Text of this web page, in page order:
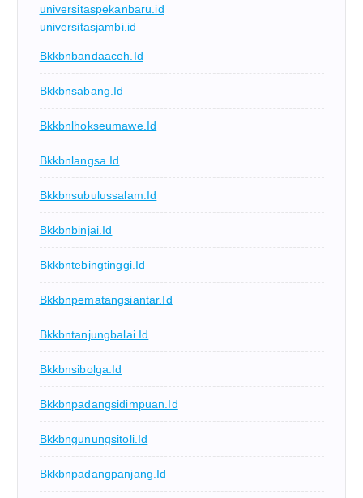
universitaspekanbaru.id
universitasjambi.id
Bkkbnbandaaceh.id
Bkkbnsabang.id
Bkkbnlhokseumawe.id
Bkkbnlangsa.id
Bkkbnsubulussalam.id
Bkkbnbinjai.id
Bkkbntebingtinggi.id
Bkkbnpematangsiantar.id
Bkkbntanjungbalai.id
Bkkbnsibolga.id
Bkkbnpadangsidimpuan.id
Bkkbngunungsitoli.id
Bkkbnpadangpanjang.id